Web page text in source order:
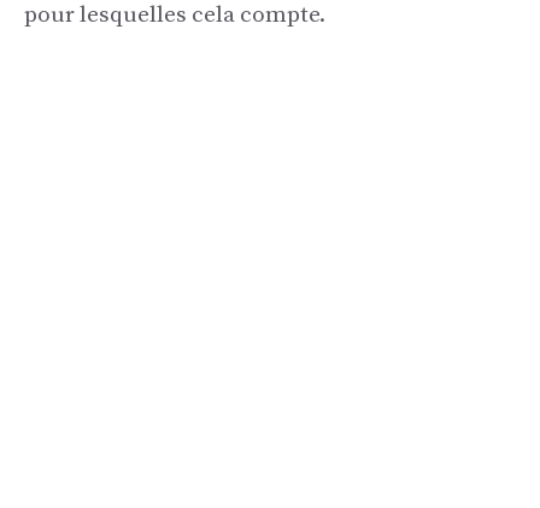
pour lesquelles cela compte.